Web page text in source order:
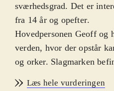
sværhedsgrad. Det er
fra 14 år og opefter.
Hovedpersonen Geoff og
verden, hvor der opstår
og orker. Slagmarken
Læs hele vurderingen